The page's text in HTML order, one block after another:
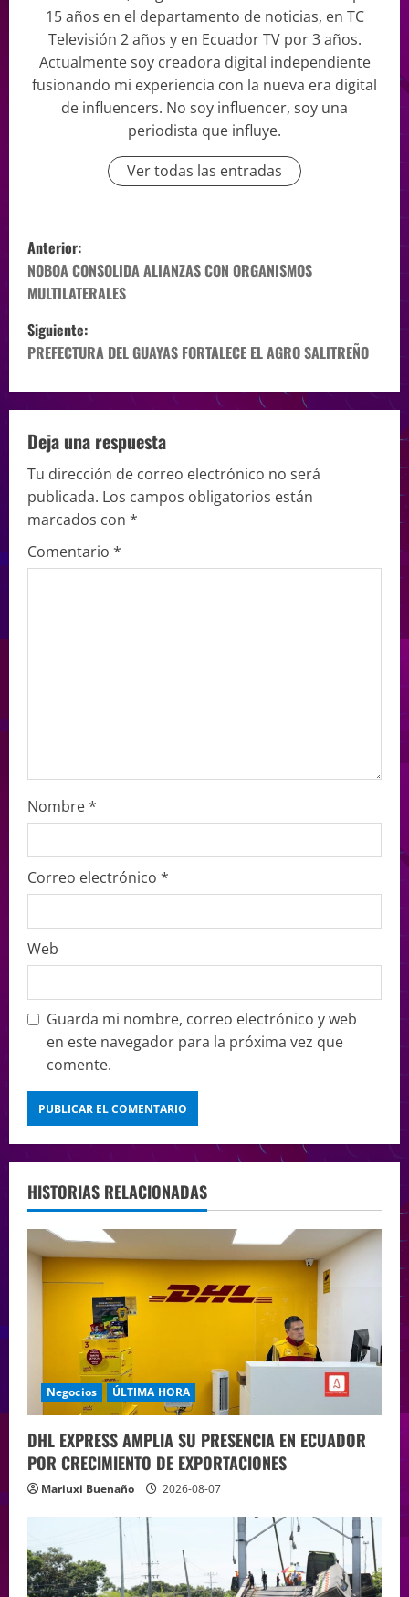
15 años en el departamento de noticias, en TC
Televisión 2 años y en Ecuador TV por 3 años.
Actualmente soy creadora digital independiente
fusionando mi experiencia con la nueva era digital
de influencers. No soy influencer, soy una
periodista que influye.
Ver todas las entradas
Anterior:
NOBOA CONSOLIDA ALIANZAS CON ORGANISMOS
MULTILATERALES
Siguiente:
PREFECTURA DEL GUAYAS FORTALECE EL AGRO SALITREÑO
Deja una respuesta
Tu dirección de correo electrónico no será
publicada. Los campos obligatorios están
marcados con *
Comentario *
Nombre*
Correo electrónico *
Web
Guarda mi nombre, correo electrónico y web
en este navegador para la próxima vez que
comente.
HISTORIAS RELACIONADAS
Negocios ÚLTIMA HORA
DHL EXPRESS AMPLIA SU PRESENCIA EN ECUADOR
POR CRECIMIENTO DE EXPORTACIONES
Mariuxi Buenaño 2026-08-07